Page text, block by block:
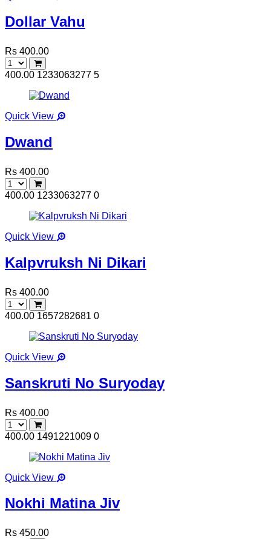
Dollar Vahu
Rs 400.00
400.00 1233063277 5
Quick View
Dwand
Rs 400.00
400.00 1233063277 0
Quick View
Kalpvruksh Ni Dikari
Rs 400.00
400.00 1657282681 0
Quick View
Sanskruti No Suryoday
Rs 400.00
400.00 1491221009 0
Quick View
Nokhi Matina Jiv
Rs 450.00